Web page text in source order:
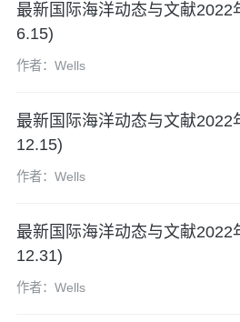
最新国际海洋动态与文献2022
6.15)
作者：Wells
最新国际海洋动态与文献2022
12.15)
作者：Wells
最新国际海洋动态与文献2022
12.31)
作者：Wells